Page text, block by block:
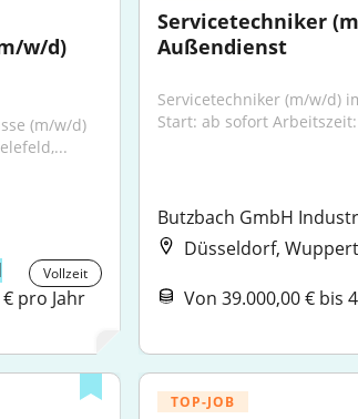
w/d)
(m/w/d)
Vollzeit
pro Jahr
Servicetechniker
Außendienst
Servicetechniker (m/w/d)
Start: ab sofort
Butzbach GmbH
Düsseldorf,
Von 39.000,00 € bis
TOP-JOB